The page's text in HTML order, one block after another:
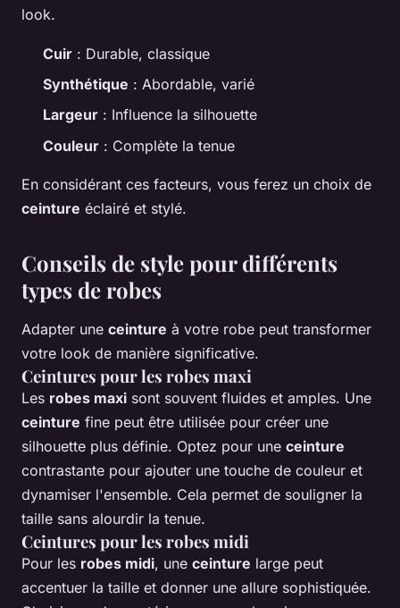
look.
Cuir : Durable, classique
Synthétique : Abordable, varié
Largeur : Influence la silhouette
Couleur : Complète la tenue
En considérant ces facteurs, vous ferez un choix de
ceinture éclairé et stylé.
Conseils de style pour différents
types de robes
Adapter une ceinture à votre robe peut transformer
votre look de manière significative.
Ceintures pour les robes maxi
Les robes maxi sont souvent fluides et amples. Une
ceinture fine peut être utilisée pour créer une
silhouette plus définie. Optez pour une ceinture
contrastante pour ajouter une touche de couleur et
dynamiser l'ensemble. Cela permet de souligner la
taille sans alourdir la tenue.
Ceintures pour les robes midi
Pour les robes midi, une ceinture large peut
accentuer la taille et donner une allure sophistiquée.